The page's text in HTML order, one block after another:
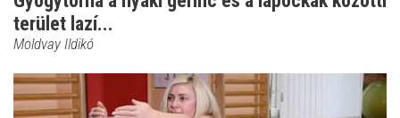
terület lazí...
Moldvay Ildikó